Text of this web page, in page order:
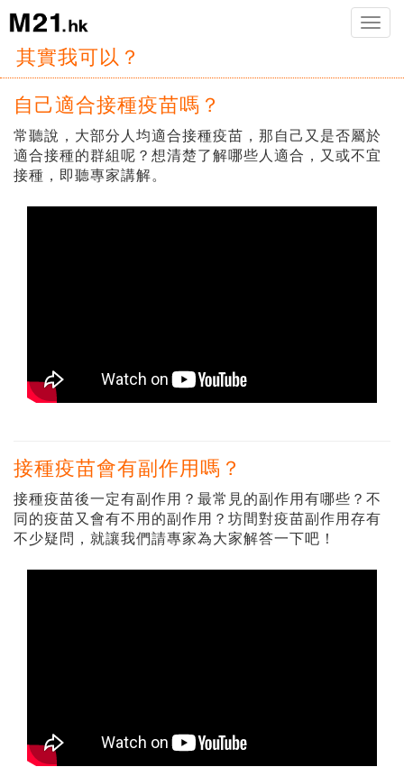
Toggle
其實我可以？
自己適合接種疫苗嗎？
常聽說，大部分人均適合接種疫苗，那自己又是否屬於
適合接種的群組呢？想清楚了解哪些人適合，又或不宜
接種，即聽專家講解。
接種疫苗會有副作用嗎？
接種疫苗後一定有副作用？最常見的副作用有哪些？不
同的疫苗又會有不用的副作用？坊間對疫苗副作用存有
不少疑問，就讓我們請專家為大家解答一下吧！